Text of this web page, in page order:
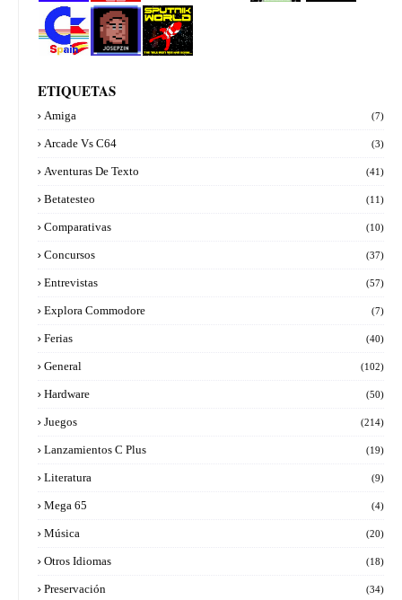
Commod
ore Spain
Sputnik
World
Josepzin
ETIQUETAS
Amiga (7)
Arcade Vs C64 (3)
Aventuras De Texto (41)
Betatesteo (11)
Comparativas (10)
Concursos (37)
Entrevistas (57)
Explora Commodore (7)
Ferias (40)
General (102)
Hardware (50)
Juegos (214)
Lanzamientos C Plus (19)
Literatura (9)
Mega 65 (4)
Música (20)
Otros Idiomas (18)
Preservación (34)